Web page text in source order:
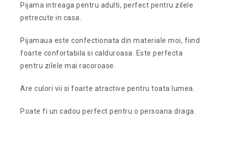
Pijama intreaga pentru adulti, perfect pentru zilele
petrecute in casa.
Pijamaua este confectionata din materiale moi, fiind
foarte confortabila si calduroasa. Este perfecta
pentru zilele mai racoroase.
Are culori vii si foarte atractive pentru toata lumea.
Poate fi un cadou perfect pentru o persoana draga.